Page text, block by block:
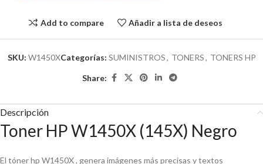
Add to compare Añadir a lista de deseos
SKU: W1450XCategorías: SUMINISTROS, TONERS, TONERS HP
Share:
Descripción
Toner HP W1450X (145X) Negro
El tóner hp W1450X , genera imágenes más precisas y textos